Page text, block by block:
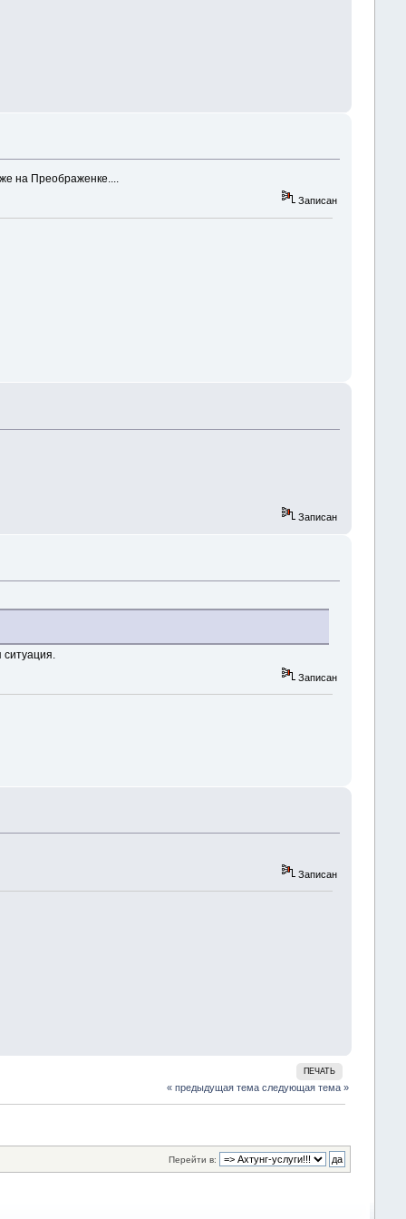
на Преображенке....
Записан
Записан
ситуация.
Записан
Записан
ПЕЧАТЬ
« предыдущая тема следующая тема »
Перейти в: